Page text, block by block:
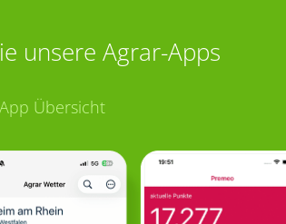
unsere Agrar-Apps
App Übersicht